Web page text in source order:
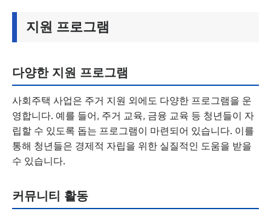
지원 프로그램
다양한 지원 프로그램
사회주택 사업은 주거 지원 외에도 다양한 프로그램을 운
영합니다. 예를 들어, 주거 교육, 금융 교육 등 청년들이 자
립할 수 있도록 돕는 프로그램이 마련되어 있습니다. 이를
통해 청년들은 경제적 자립을 위한 실질적인 도움을 받을
수 있습니다.
커뮤니티 활동